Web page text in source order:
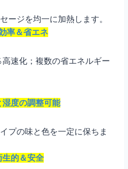
ージを均一に加熱します。
率＆省エネ
速化；複数の省エネルギー
湿度の調整可能
プの味と色を一定に保ちま
生的＆安全